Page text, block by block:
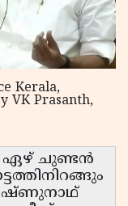
Kerala,
VK Prasanth,
ഏഴ് ചുണ്ടൻ